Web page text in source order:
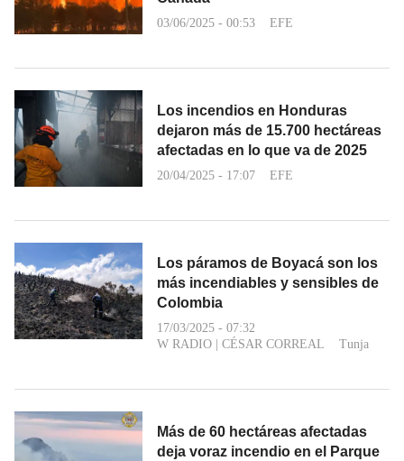
03/06/2025 - 00:53 EFE
Los incendios en Honduras
dejaron más de 15.700 hectáreas
afectadas en lo que va de 2025
20/04/2025 - 17:07 EFE
Los páramos de Boyacá son los
más incendiables y sensibles de
Colombia
17/03/2025 - 07:32
W RADIO
CÉSAR CORREAL Tunja
Más de 60 hectáreas afectadas
deja voraz incendio en el Parque